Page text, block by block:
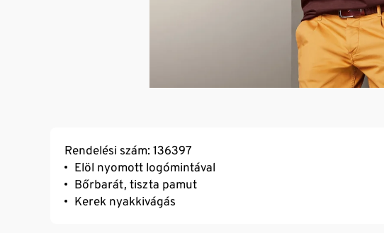
Rendelési szám: 136397
Elöl nyomott logómintával
Bőrbarát, tiszta pamut
Kerek nyakkivágás